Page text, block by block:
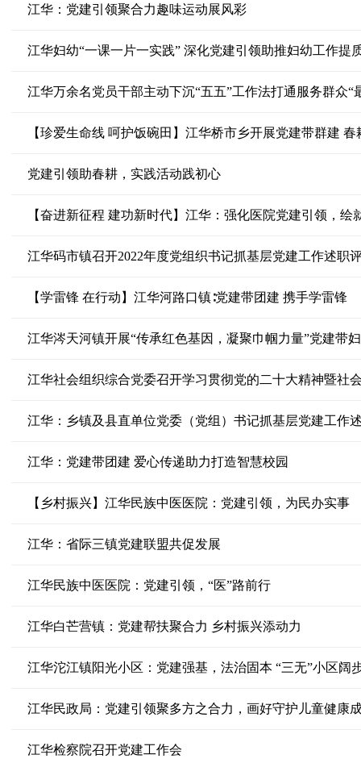
江华：党建引领聚合力趣味运动展风彩
江华妇幼“一课一片一实践” 深化党建引领助推妇幼工作提
江华万余名党员干部主动下沉“五五”工作法打通服务群众“
【珍爱生命线 呵护饭碗田】江华桥市乡开展党建带群建
党建引领助春耕，实践活动践初心
【奋进新征程 建功新时代】江华：强化医院党建引领，绘
江华码市镇召开2022年度党组织书记抓基层党建工作述职
【学雷锋 在行动】江华河路口镇∶党建带团建 携手学雷锋
江华涔天河镇开展“传承红色基因，凝聚巾帼力量”党建带
江华社会组织综合党委召开学习贯彻党的二十大精神暨社
江华：乡镇及县直单位党委（党组）书记抓基层党建工作
江华：党建带团建 爱心传递助力打造智慧校园
【乡村振兴】江华民族中医医院：党建引领，为民办实事
江华：省际三镇党建联盟共促发展
江华民族中医医院：党建引领，“医”路前行
江华白芒营镇：党建帮扶聚合力 乡村振兴添动力
江华沱江镇阳光小区：党建强基，法治固本 “三无”小区阔
江华民政局：党建引领聚多方之合力，画好守护儿童健康
江华检察院召开党建工作会